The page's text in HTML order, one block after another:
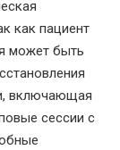
как пациент
может быть
включающая
сессии с